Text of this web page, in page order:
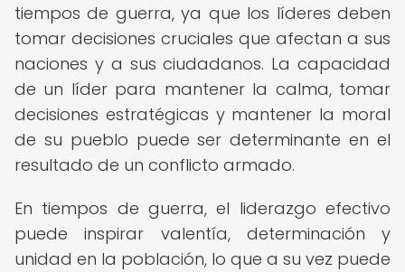
tiempos de guerra, ya que los líderes deben
tomar decisiones cruciales que afectan a sus
naciones y a sus ciudadanos. La capacidad
de un líder para mantener la calma, tomar
decisiones estratégicas y mantener la moral
de su pueblo puede ser determinante en el
resultado de un conflicto armado.
En tiempos de guerra, el liderazgo efectivo
puede inspirar valentía, determinación y
unidad en la población, lo que a su vez puede